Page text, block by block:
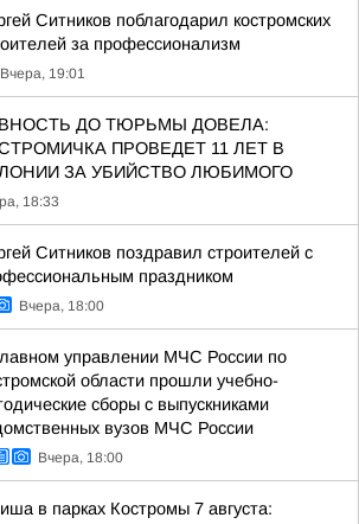
Ситников поблагодарил костромских
за профессионализм
Вчера, 19:01
ДО ТЮРЬМЫ ДОВЕЛА:
ПРОВЕДЕТ 11 ЛЕТ В
ЗА УБИЙСТВО ЛЮБИМОГО
18:33
Ситников поздравил строителей с
праздником
Вчера, 18:00
управлении МЧС России по
области прошли учебно-
сборы с выпускниками
вузов МЧС России
Вчера, 18:00
в парках Костромы 7 августа: